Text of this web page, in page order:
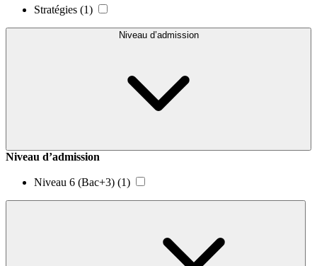
Stratégies (1)
Niveau d’admission
Niveau d’admission
Niveau 6 (Bac+3) (1)